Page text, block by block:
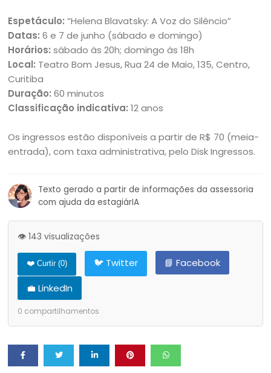
Espetáculo: “Helena Blavatsky: A Voz do Silêncio”
Datas: 6 e 7 de junho (sábado e domingo)
Horários: sábado às 20h; domingo às 18h
Local: Teatro Bom Jesus, Rua 24 de Maio, 135, Centro,
Curitiba
Duração: 60 minutos
Classificação indicativa: 12 anos
Os ingressos estão disponíveis a partir de R$ 70 (meia-
entrada), com taxa administrativa, pelo Disk Ingressos.
Texto gerado a partir de informações da assessoria
com ajuda da estagiárIA
👁️ 143 visualizações
❤️ Curtir (0) 🐦 Twitter
📘 Facebook
💼 LinkedIn
0 compartilhamentos